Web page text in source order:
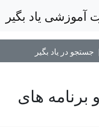
جستجو در یاد بگیر
برنامه های